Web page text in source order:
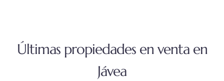
Últimas propiedades en venta en
Jávea